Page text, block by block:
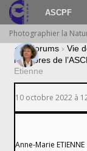
ASCPF
Photographier la
› Forums › Vie
membres de
Etienne
10 octobre 2022 à
Anne-Marie ETIENNE